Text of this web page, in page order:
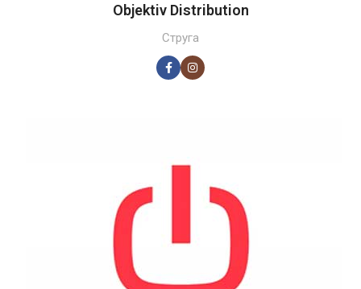
Objektiv Distribution
Струга